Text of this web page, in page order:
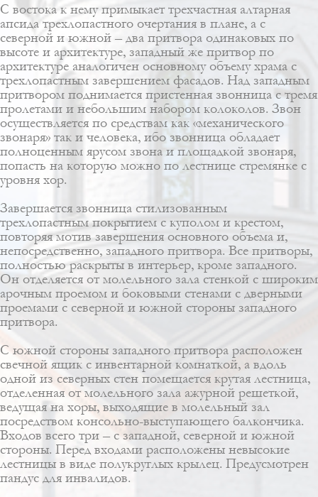
C востока к нему примыкает трехчастная алтарная
апсида трехлопастного очертания в плане, а с
северной и южной – два притвора одинаковых по
высоте и архитектуре, западный же притвор по
архитектуре аналогичен основному объему храма с
трехлопастным завершением фасадов. Над западным
притвором поднимается пристенная звонница с тремя
пролетами и небольшим набором колоколов. Звон
осуществляется по средствам как «механического
звонаря» так и человека, ибо звонница обладает
полноценным ярусом звона и площадкой звонаря,
попасть на которую можно по лестнице стремянке с
уровня хор.
Завершается звонница стилизованным
трехлопастным покрытием с куполом и крестом,
повторяя мотив завершения основного объема и,
непосредственно, западного притвора. Все притворы,
полностью раскрыты в интерьер, кроме западного.
Он отделяется от молельного зала стенкой с широким
арочным проемом и боковыми стенами с дверными
проемами с северной и южной стороны западного
притвора.
С южной стороны западного притвора расположен
свечной ящик с инвентарной комнаткой, а вдоль
одной из северных стен помещается крутая лестница,
отделенная от молельного зала ажурной решеткой,
ведущая на хоры, выходящие в молельный зал
посредством консольно-выступающего балкончика.
Входов всего три – с западной, северной и южной
стороны. Перед входами расположены невысокие
лестницы в виде полукруглых крылец. Предусмотрен
пандус для инвалидов.